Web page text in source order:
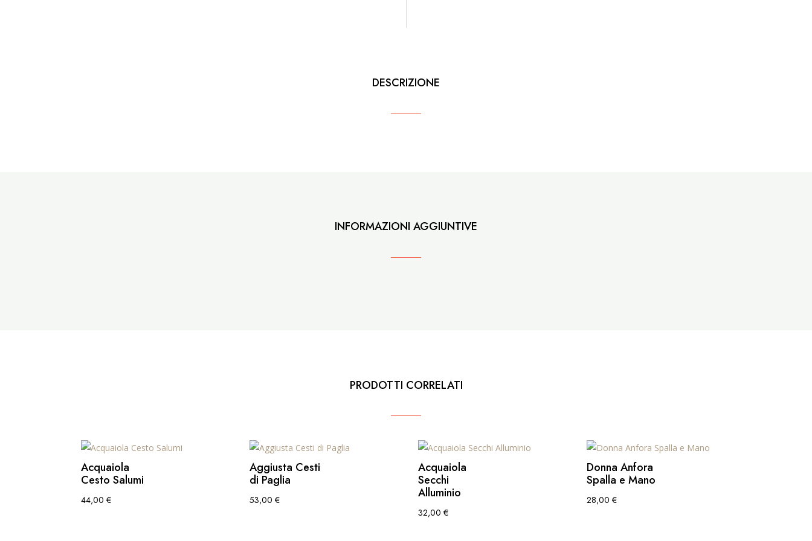
DESCRIZIONE
INFORMAZIONI AGGIUNTIVE
PRODOTTI CORRELATI
Acquaiola
Cesto Salumi
44,00€
Aggiusta Cesti
di Paglia
53,00€
Acquaiola
Secchi
Alluminio
32,00€
Donna Anfora
Spalla e Mano
28,00€